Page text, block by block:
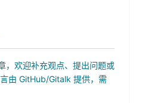
，欢迎补充观点、提出问题或
由 GitHub/Gitalk 提供，需